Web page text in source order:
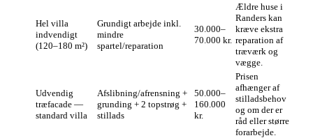
Hel villa
indvendigt
(120–180 m²)
Grundigt arbejde inkl.
mindre
spartel/reparation
30.000–
70.000 kr.
Ældre huse i
Randers kan
kræve ekstra
reparation af
træværk og
vægge.
Udvendig
træfacade —
standard villa
Afslibning/afrensning +
grunding + 2 topstrøg +
stillads
50.000–
160.000
kr.
Prisen
afhænger af
stilladsbehov
og om der er
råd eller større
forarbejde.